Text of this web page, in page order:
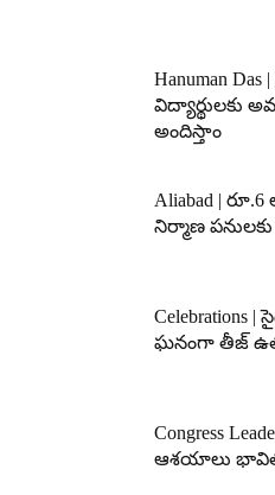
Hanuman
విద్యార్థులకు
అందిస్తాం
Aliabad |
నిర్మాణ పనులకు
Celebrations
ఘనంగా తీజ్
Congress
ఆశయాలు